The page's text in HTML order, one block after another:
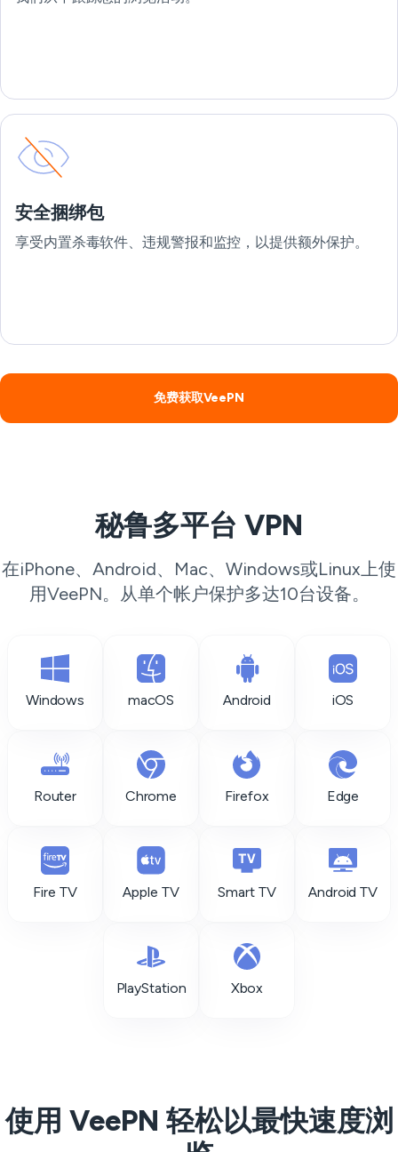
安全捆绑包
享受内置杀毒软件、违规警报和监控，以提供额外保护。
免费获取VeePN
秘鲁多平台 VPN
在iPhone、Android、Mac、Windows或Linux上使
用VeePN。从单个帐户保护多达10台设备。
Windows macOS Android iOS
Router Chrome Firefox Edge
Fire TV Apple TV Smart TV Android TV
PlayStation Xbox
使用 VeePN 轻松以最快速度浏